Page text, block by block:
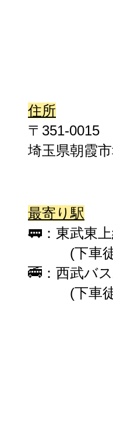
住所
〒351-0015
埼玉県朝霞
最寄り駅
🚃：東武東
(下車徒
​🚎：西武バ
(下車徒